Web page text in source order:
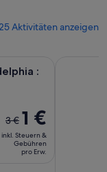
Aktivitäten anzeigen
:
Der
vorherige
Preis
war
3 € 1 €
inkl. Steuern &
Gebühren
pro Erw.